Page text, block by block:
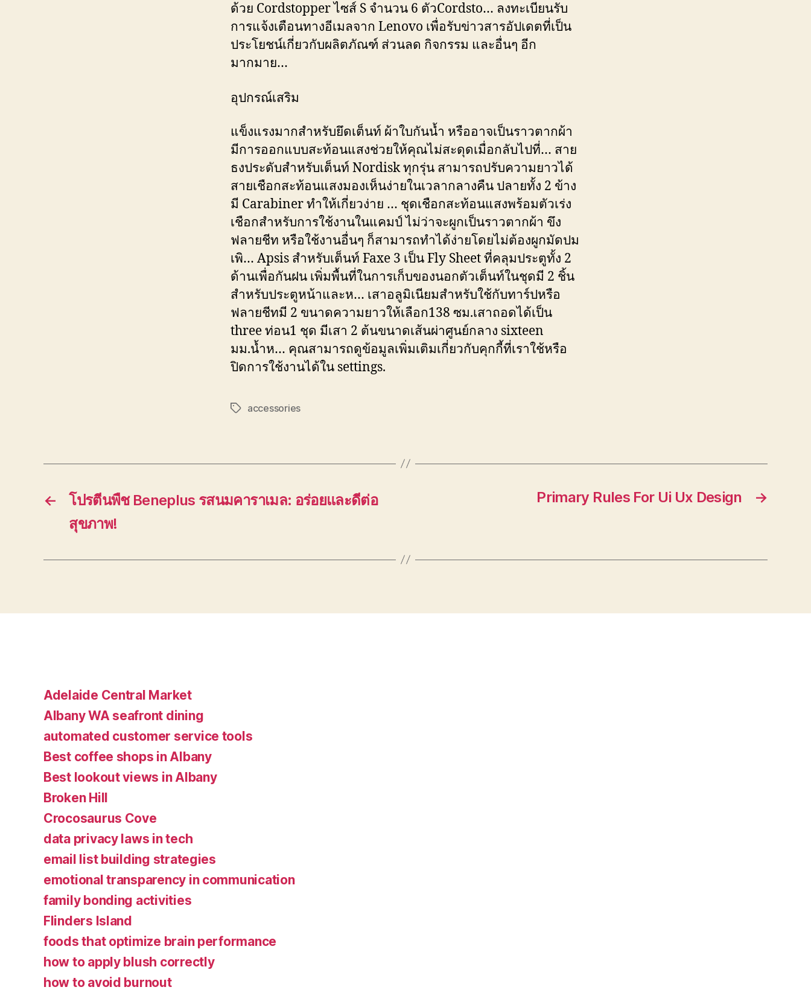
ด้วย Cordstopper ไซส์ S จำนวน 6 ตัวCordsto… ลงทะเบียนรับ
การแจ้งเตือนทางอีเมลจาก Lenovo เพื่อรับข่าวสารอัปเดตที่เป็น
ประโยชน์เกี่ยวกับผลิตภัณฑ์ ส่วนลด กิจกรรม และอื่นๆ อีก
มากมาย…
อุปกรณ์เสริม
แข็งแรงมากสำหรับยึดเต็นท์ ผ้าใบกันน้ำ หรืออาจเป็นราวตากผ้า
มีการออกแบบสะท้อนแสงช่วยให้คุณไม่สะดุดเมื่อกลับไปที่… สาย
ธงประดับสำหรับเต็นท์ Nordisk ทุกรุ่น สามารถปรับความยาวได้
สายเชือกสะท้อนแสงมองเห็นง่ายในเวลากลางคืน ปลายทั้ง 2 ข้าง
มี Carabiner ทำให้เกี่ยวง่าย … ชุดเชือกสะท้อนแสงพร้อมตัวเร่ง
เชือกสำหรับการใช้งานในแคมป์ ไม่ว่าจะผูกเป็นราวตากผ้า ขึง
ฟลายชีท หรือใช้งานอื่นๆ ก็สามารถทำได้ง่ายโดยไม่ต้องผูกมัดปม
เพิ… Apsis สำหรับเต็นท์ Faxe 3 เป็น Fly Sheet ที่คลุมประตูทั้ง 2
ด้านเพื่อกันฝน เพิ่มพื้นที่ในการเก็บของนอกตัวเต็นท์ในชุดมี 2 ชิ้น
สำหรับประตูหน้าและห… เสาอลูมิเนียมสำหรับใช้กับทาร์ปหรือ
ฟลายชีทมี 2 ขนาดความยาวให้เลือก138 ซม.เสาถอดได้เป็น
three ท่อน1 ชุด มีเสา 2 ต้นขนาดเส้นผ่าศูนย์กลาง sixteen
มม.น้ำห… คุณสามารถดูข้อมูลเพิ่มเติมเกี่ยวกับคุกกี้ที่เราใช้หรือ
ปิดการใช้งานได้ใน settings.
Tagsaccessories
←
โปรตีนพืช Beneplus รสนมคาราเมล: อร่อยและดีต่อ
สุขภาพ!
→
Primary Rules For Ui Ux Design
Adelaide Central Market
Albany WA seafront dining
automated customer service tools
Best coffee shops in Albany
Best lookout views in Albany
Broken Hill
Crocosaurus Cove
data privacy laws in tech
email list building strategies
emotional transparency in communication
family bonding activities
Flinders Island
foods that optimize brain performance
how to apply blush correctly
how to avoid burnout